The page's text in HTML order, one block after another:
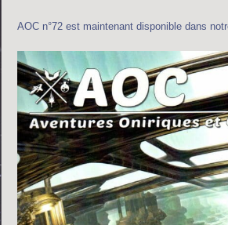
AOC n°72 est maintenant disponible dans